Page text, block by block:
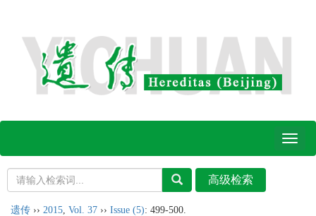
Toggle
遗传 ›› 2015 Vol. 37 ›› Issue (5): 499-500.